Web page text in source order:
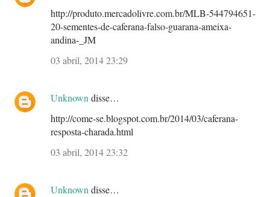
http://produto.mercadolivre.com.br/MLB-544794651-
20-sementes-de-caferana-falso-guarana-ameixa-
andina-_JM
03 abril, 2014 23:29
Unknowndisse…
http://come-se.blogspot.com.br/2014/03/caferana-
resposta-charada.html
03 abril, 2014 23:32
Unknowndisse…